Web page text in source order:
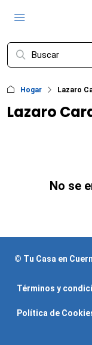
Hogar Lazaro
Lazaro
No se
© Tu Casa en
Términos y
Política de